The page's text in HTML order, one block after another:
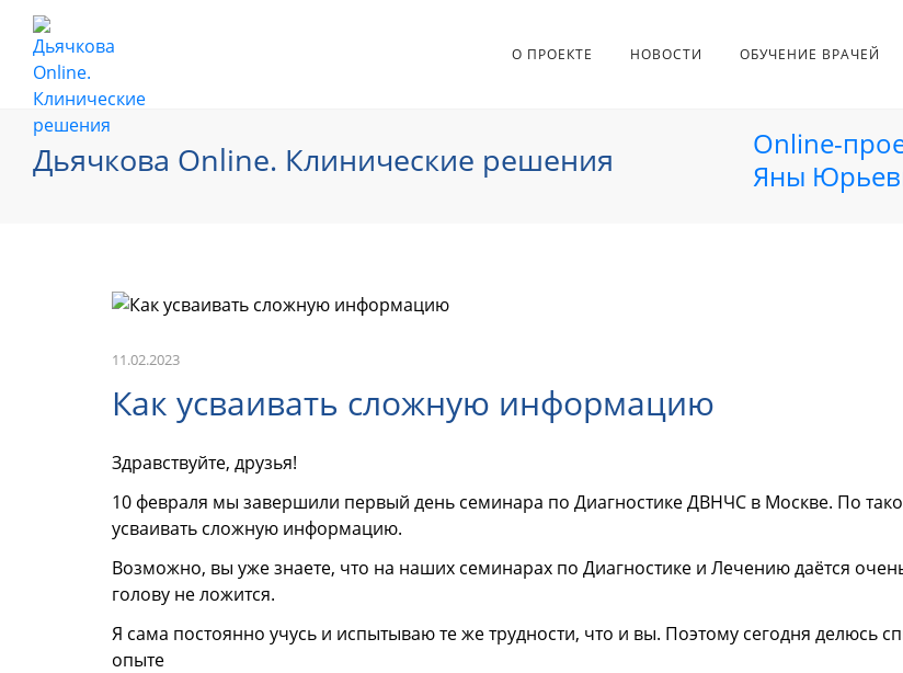
О ПРОЕКТЕ НОВОСТИ ОБУЧЕНИЕ ВРАЧЕЙ
Дьячкова Online. Клинические решения
Online-
Яны
11.02.2023
Как усваивать сложную информацию
Здравствуйте, друзья!
10 февраля мы завершили первый день семинара по Диагностике ДВНЧС в Москве. По
усваивать сложную информацию.
Возможно, вы уже знаете, что на наших семинарах по Диагностике и Лечению даётся
голову не ложится.
Я сама постоянно учусь и испытываю те же трудности, что и вы. Поэтому сегодня делюсь
опыте